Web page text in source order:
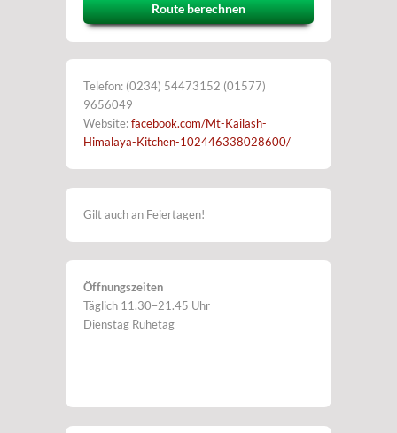
Route berechnen
Telefon: (0234) 54473152 (01577)
9656049
Website:facebook.com/Mt-Kailash-
Himalaya-Kitchen-102446338028600/
Gilt auch an Feiertagen!
Öffnungszeiten
Täglich 11.30–21.45 Uhr
Dienstag Ruhetag